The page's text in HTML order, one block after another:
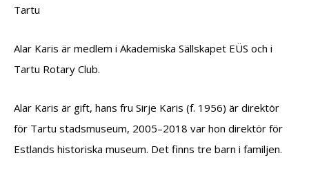
Tartu
Alar Karis är medlem i Akademiska Sällskapet EÜS och i
Tartu Rotary Club.
Alar Karis är gift, hans fru Sirje Karis (f. 1956) är direktör
för Tartu stadsmuseum, 2005–2018 var hon direktör för
Estlands historiska museum. Det finns tre barn i familjen.